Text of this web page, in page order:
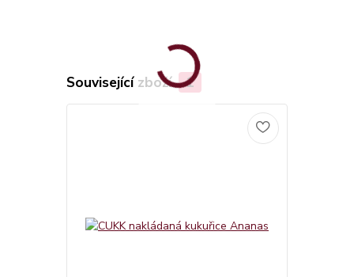
Související zboží 1